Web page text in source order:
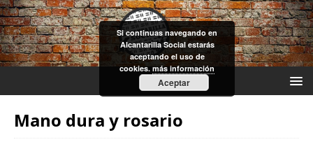
Mano dura y rosario
Si continuas navegando en
Alcantarilla Social estarás
aceptando el uso de
cookies.más información
Aceptar